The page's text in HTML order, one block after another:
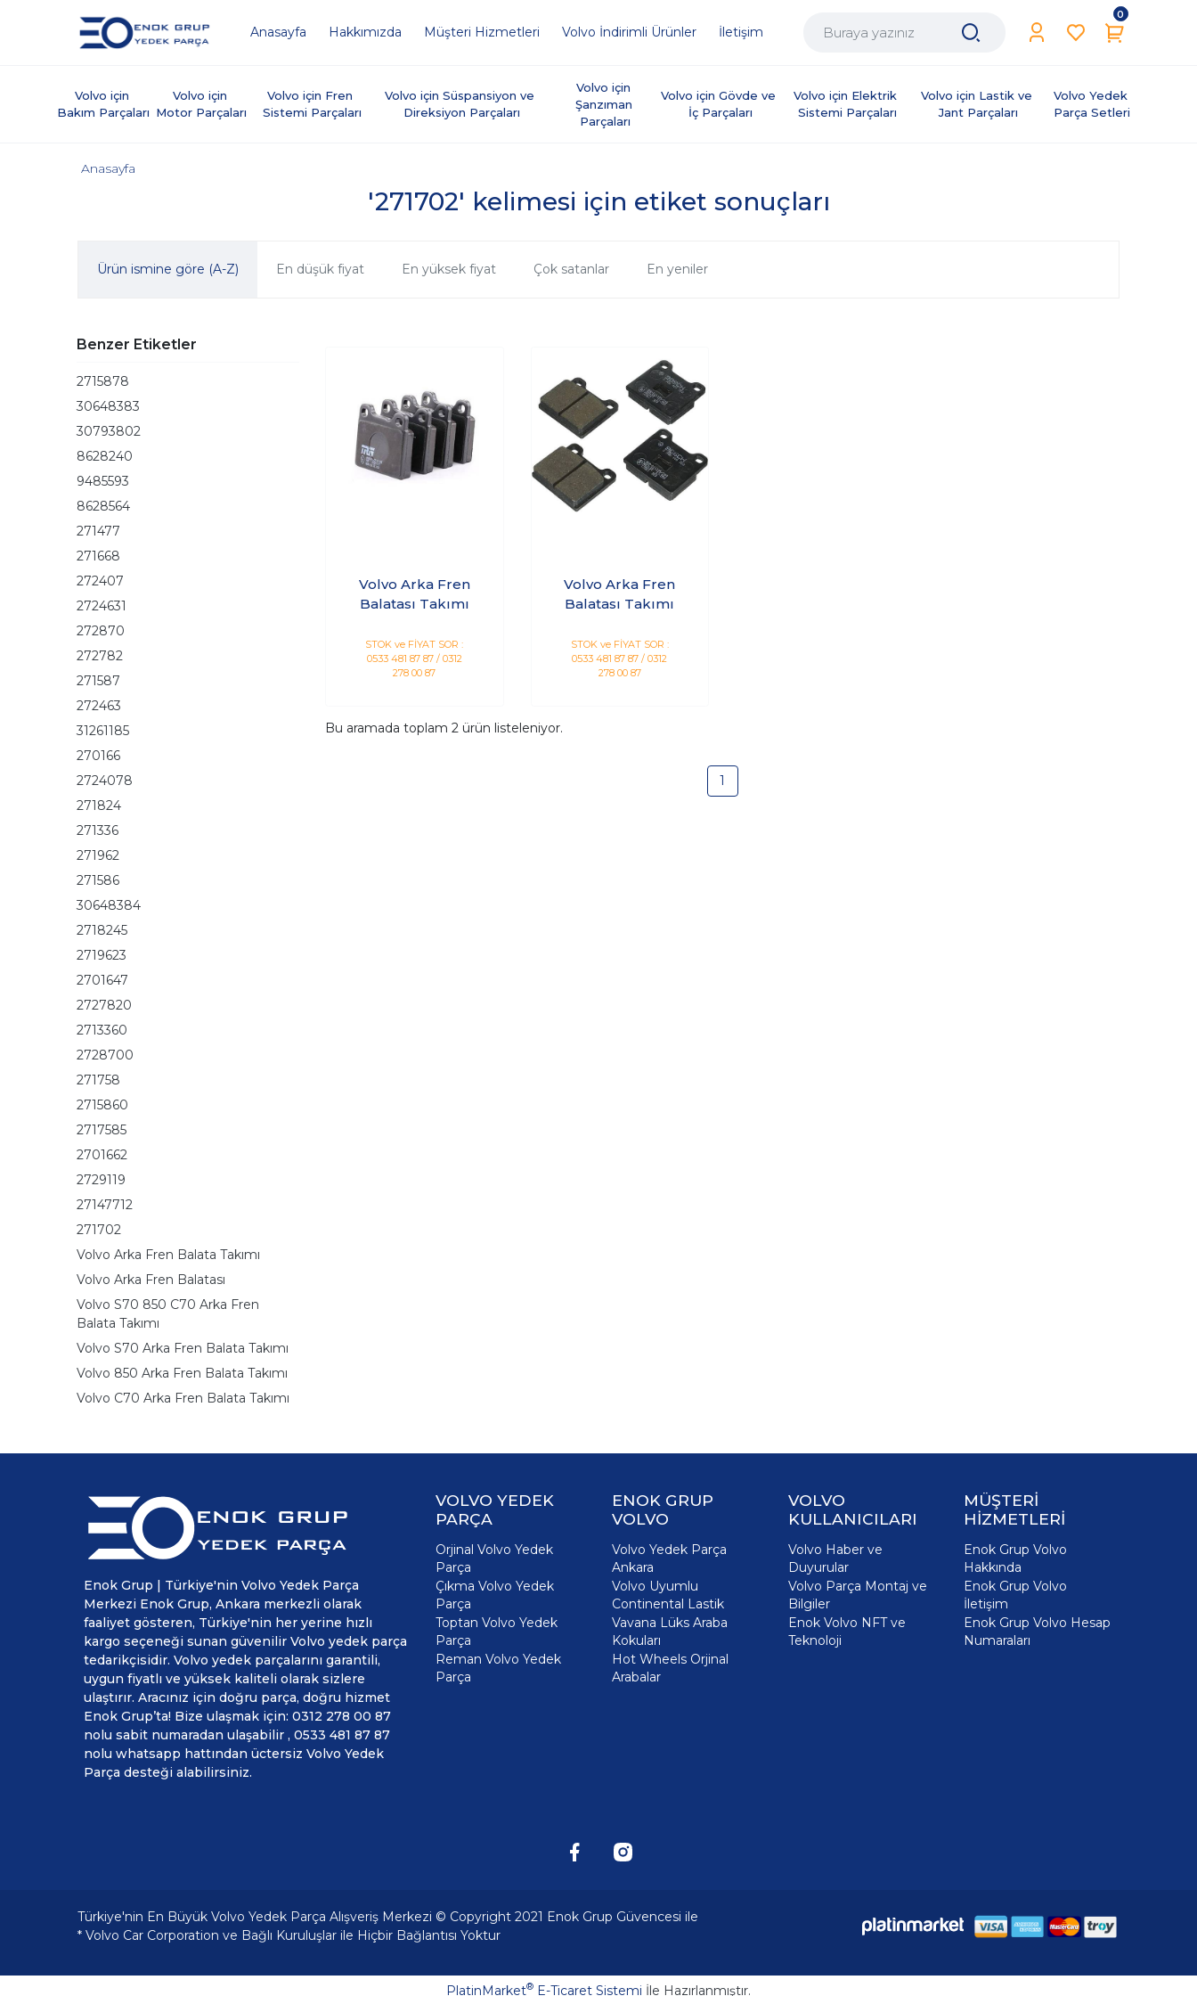
Anasayfa Hakkımızda Müşteri Hizmetleri Volvo İndirimli Ürünler İletişim
0
Volvo için
Bakım Parçaları
Volvo için
Motor Parçaları
Volvo için Fren
Sistemi Parçaları
Volvo için Süspansiyon ve
Direksiyon Parçaları
Volvo için
Şanzıman
Parçaları
Volvo için Gövde ve
İç Parçaları
Volvo için Elektrik
Sistemi Parçaları
Volvo için Lastik ve
Jant Parçaları
Volvo Yedek
Parça Setleri
'271702' kelimesi için etiket sonuçları
Anasayfa
Ürün ismine göre (A-Z) En düşük fiyat En yüksek fiyat Çok satanlar En yeniler
Benzer Etiketler
2715878
30648383
30793802
8628240
9485593
8628564
271477
271668
272407
2724631
272870
272782
271587
272463
31261185
270166
2724078
271824
271336
271962
271586
30648384
2718245
2719623
2701647
2727820
2713360
2728700
271758
2715860
2717585
2701662
2729119
27147712
271702
Volvo Arka Fren Balata Takımı
Volvo Arka Fren Balatası
Volvo S70 850 C70 Arka Fren
Balata Takımı
Volvo S70 Arka Fren Balata Takımı
Volvo 850 Arka Fren Balata Takımı
Volvo C70 Arka Fren Balata Takımı
Volvo Arka Fren
Balatası Takımı
STOK ve FİYAT SOR :
0533 481 87 87 / 0312
278 00 87
Volvo Arka Fren
Balatası Takımı
STOK ve FİYAT SOR :
0533 481 87 87 / 0312
278 00 87
Bu aramada toplam 2 ürün listeleniyor.
1
Enok Grup | Türkiye'nin Volvo Yedek Parça
Merkezi Enok Grup, Ankara merkezli olarak
faaliyet gösteren, Türkiye'nin her yerine hızlı
kargo seçeneği sunan güvenilir Volvo yedek parça
tedarikçisidir. Volvo yedek parçalarını garantili,
uygun fiyatlı ve yüksek kaliteli olarak sizlere
ulaştırır. Aracınız için doğru parça, doğru hizmet
Enok Grup’ta! Bize ulaşmak için: 0312 278 00 87
nolu sabit numaradan ulaşabilir , 0533 481 87 87
nolu whatsapp hattından üctersiz Volvo Yedek
Parça desteği alabilirsiniz.
VOLVO YEDEK
PARÇA
Orjinal Volvo Yedek
Parça
Çıkma Volvo Yedek
Parça
Toptan Volvo Yedek
Parça
Reman Volvo Yedek
Parça
ENOK GRUP
VOLVO
Volvo Yedek Parça
Ankara
Volvo Uyumlu
Continental Lastik
Vavana Lüks Araba
Kokuları
Hot Wheels Orjinal
Arabalar
VOLVO
KULLANICILARI
Volvo Haber ve
Duyurular
Volvo Parça Montaj ve
Bilgiler
Enok Volvo NFT ve
Teknoloji
MÜŞTERİ
HİZMETLERİ
Enok Grup Volvo
Hakkında
Enok Grup Volvo
İletişim
Enok Grup Volvo Hesap
Numaraları
Türkiye'nin En Büyük Volvo Yedek Parça Alışveriş Merkezi © Copyright 2021 Enok Grup Güvencesi ile
* Volvo Car Corporation ve Bağlı Kuruluşlar ile Hiçbir Bağlantısı Yoktur
PlatinMarket® E-Ticaret Sistemi İle Hazırlanmıştır.